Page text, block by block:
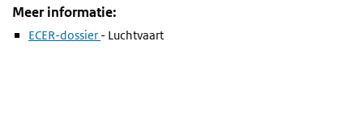
Meer informatie:
ECER-dossier - Luchtvaart